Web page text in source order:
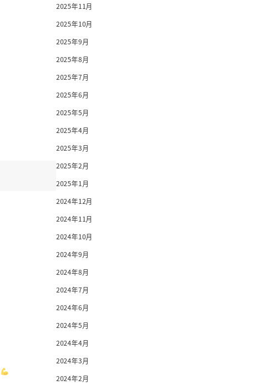
2025年11月
2025年10月
2025年9月
2025年8月
2025年7月
2025年6月
2025年5月
2025年4月
2025年3月
2025年2月
2025年1月
2024年12月
2024年11月
2024年10月
2024年9月
2024年8月
2024年7月
2024年6月
2024年5月
2024年4月
2024年3月
2024年2月